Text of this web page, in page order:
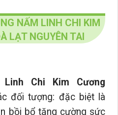
NẤM LINH CHI KIM
LẠT NGUYÊN TAI
Linh Chi Kim Cương
đối tượng: đặc biệt là
bồi bổ tăng cường sức